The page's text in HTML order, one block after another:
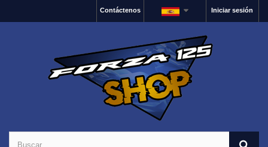
Iniciar sesión
Contáctenos